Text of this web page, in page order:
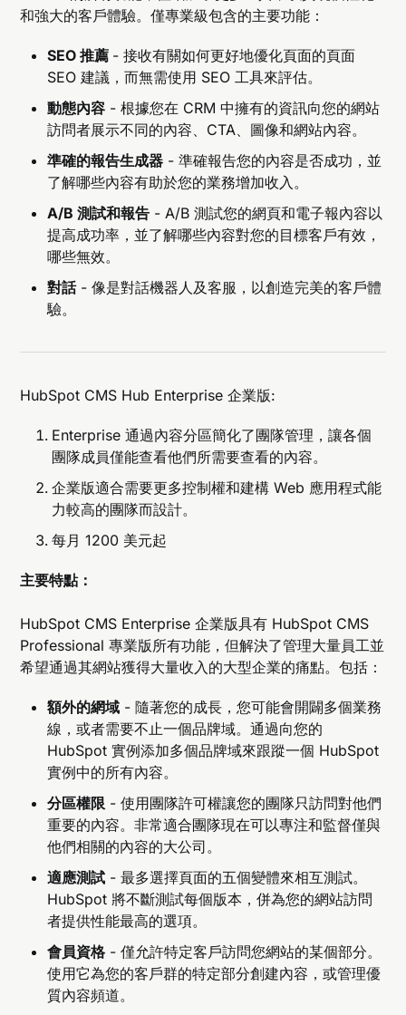
和強大的客戶體驗。僅專業級包含的主要功能：
SEO 推薦 - 接收有關如何更好地優化頁面的頁面
SEO 建議，而無需使用 SEO 工具來評估。
動態內容 - 根據您在 CRM 中擁有的資訊向您的網站
訪問者展示不同的內容、CTA、圖像和網站內容。
準確的報告生成器 - 準確報告您的內容是否成功，並
了解哪些內容有助於您的業務增加收入。
A/B 測試和報告 - A/B 測試您的網頁和電子報內容以
提高成功率，並了解哪些內容對您的目標客戶有效，
哪些無效。
對話- 像是對話機器人及客服，以創造完美的客戶體
驗。
HubSpot CMS Hub Enterprise 企業版:
Enterprise 通過內容分區簡化了團隊管理，讓各個
團隊成員僅能查看他們所需要查看的內容。
企業版適合需要更多控制權和建構 Web 應用程式能
力較高的團隊而設計。
每月 1200 美元起
主要特點：
HubSpot CMS Enterprise 企業版具有 HubSpot CMS
Professional 專業版所有功能，但解決了管理大量員工並
希望通過其網站獲得大量收入的大型企業的痛點。包括：
額外的網域 - 隨著您的成長，您可能會開闢多個業務
線，或者需要不止一個品牌域。通過向您的
HubSpot 實例添加多個品牌域來跟蹤一個 HubSpot
實例中的所有內容。
分區權限 - 使用團隊許可權讓您的團隊只訪問對他們
重要的內容。非常適合團隊現在可以專注和監督僅與
他們相關的內容的大公司。
適應測試 - 最多選擇頁面的五個變體來相互測試。
HubSpot 將不斷測試每個版本，併為您的網站訪問
者提供性能最高的選項。
會員資格- 僅允許特定客戶訪問您網站的某個部分。
使用它為您的客戶群的特定部分創建內容，或管理優
質內容頻道。